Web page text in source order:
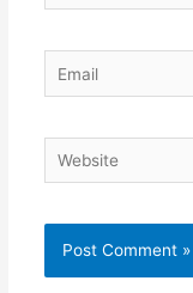
Email
Website